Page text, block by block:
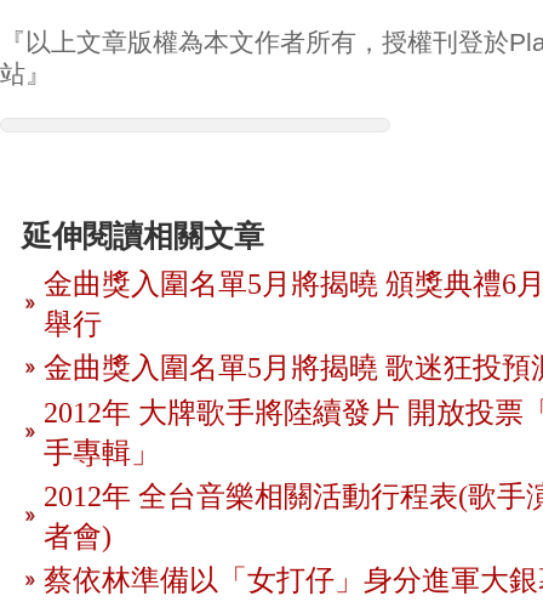
『以上文章版權為本文作者所有，授權刊登於
站』
延伸閱讀相關文章
金曲獎入圍名單5月將揭曉 頒獎典禮6
舉行
金曲獎入圍名單5月將揭曉 歌迷狂投預
2012年 大牌歌手將陸續發片 開放投票
手專輯」
2012年 全台音樂相關活動行程表(歌手
者會)
蔡依林準備以「女打仔」身分進軍大